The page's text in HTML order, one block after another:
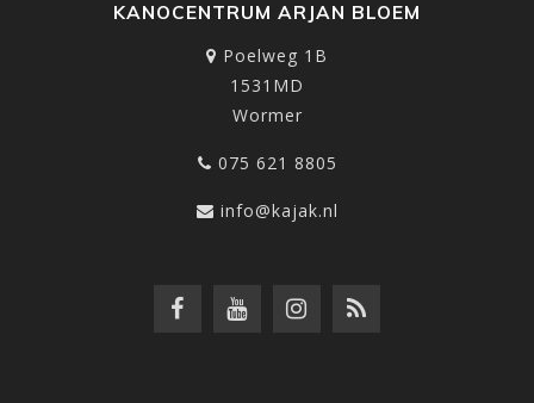
KANOCENTRUM ARJAN BLOEM
Poelweg 1B
1531MD
Wormer
075 621 8805
info@kajak.nl